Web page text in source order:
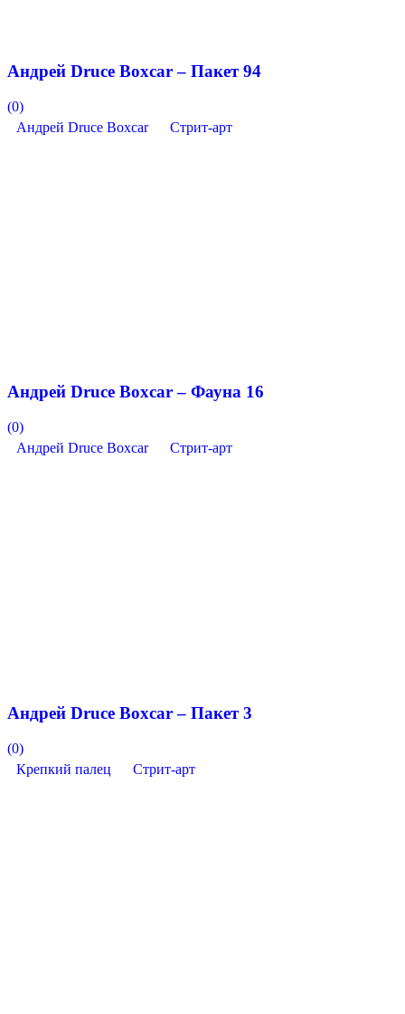
Андрей Druce Boxcar – Пакет 94
(0)
Андрей Druce Boxcar
Стрит-арт
Андрей Druce Boxcar – Фауна 16
(0)
Андрей Druce Boxcar
Стрит-арт
Андрей Druce Boxcar – Пакет 3
(0)
Крепкий палец
Стрит-арт